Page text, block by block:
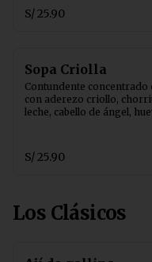
S/ 25.90
Sopa Criolla
Contundente concentrado
con aderezo criollo,
leche, cabello de ángel,
S/ 25.90
Los Clásicos